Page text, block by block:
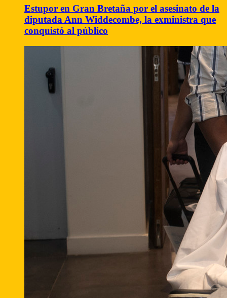
Estupor en Gran Bretaña por el asesinato de la
diputada Ann Widdecombe, la exministra que
conquistó al público